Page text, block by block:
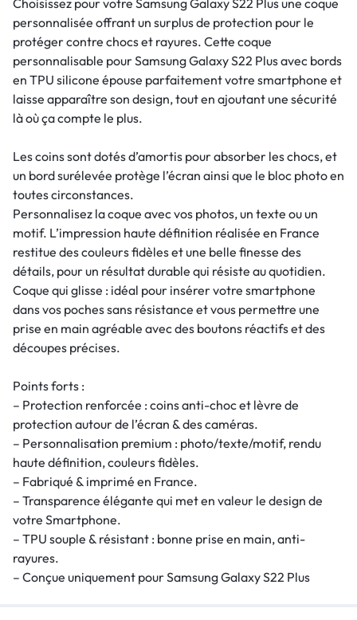
personnalisée offrant un surplus de protection pour le
protéger contre chocs et rayures. Cette coque
personnalisable pour Samsung Galaxy S22 Plus avec bords
en TPU silicone épouse parfaitement votre smartphone et
laisse apparaître son design, tout en ajoutant une sécurité
là où ça compte le plus.
Les coins sont dotés d’amortis pour absorber les chocs, et
un bord surélevée protège l’écran ainsi que le bloc photo en
toutes circonstances.
Personnalisez la coque avec vos photos, un texte ou un
motif. L’impression haute définition réalisée en France
restitue des couleurs fidèles et une belle finesse des
détails, pour un résultat durable qui résiste au quotidien.
Coque qui glisse : idéal pour insérer votre smartphone
dans vos poches sans résistance et vous permettre une
prise en main agréable avec des boutons réactifs et des
découpes précises.
Points forts :
– Protection renforcée : coins anti-choc et lèvre de
protection autour de l’écran & des caméras.
– Personnalisation premium : photo/texte/motif, rendu
haute définition, couleurs fidèles.
– Fabriqué & imprimé en France.
– Transparence élégante qui met en valeur le design de
votre Smartphone.
– TPU souple & résistant : bonne prise en main, anti-
rayures.
– Conçue uniquement pour Samsung Galaxy S22 Plus